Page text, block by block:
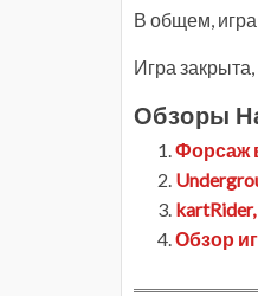
В общем,
Игра
Обзоры
Форсаж
Обзор